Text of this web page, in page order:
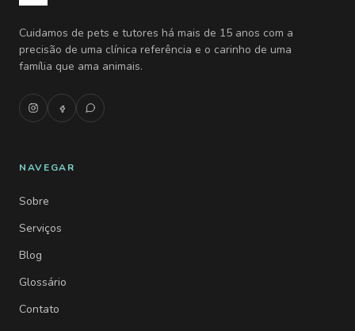
Cuidamos de pets e tutores há mais de 15 anos com a
precisão de uma clínica referência e o carinho de uma
família que ama animais.
NAVEGAR
Sobre
Serviços
Blog
Glossário
Contato